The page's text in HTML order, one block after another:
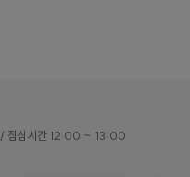
/ 점심시간 12:00 ~ 13:00